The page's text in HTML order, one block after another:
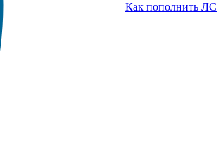
Как пополнить ЛС